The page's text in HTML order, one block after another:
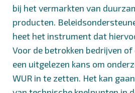
bij het vermarkten van
producten.
heet het instrument dat
Voor de betrokken bedrijven
een uitgelezen kans om
WUR in te zetten. Het kan